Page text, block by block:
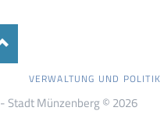
VERWALTUNG UND POLITIK
- Stadt Münzenberg © 2026